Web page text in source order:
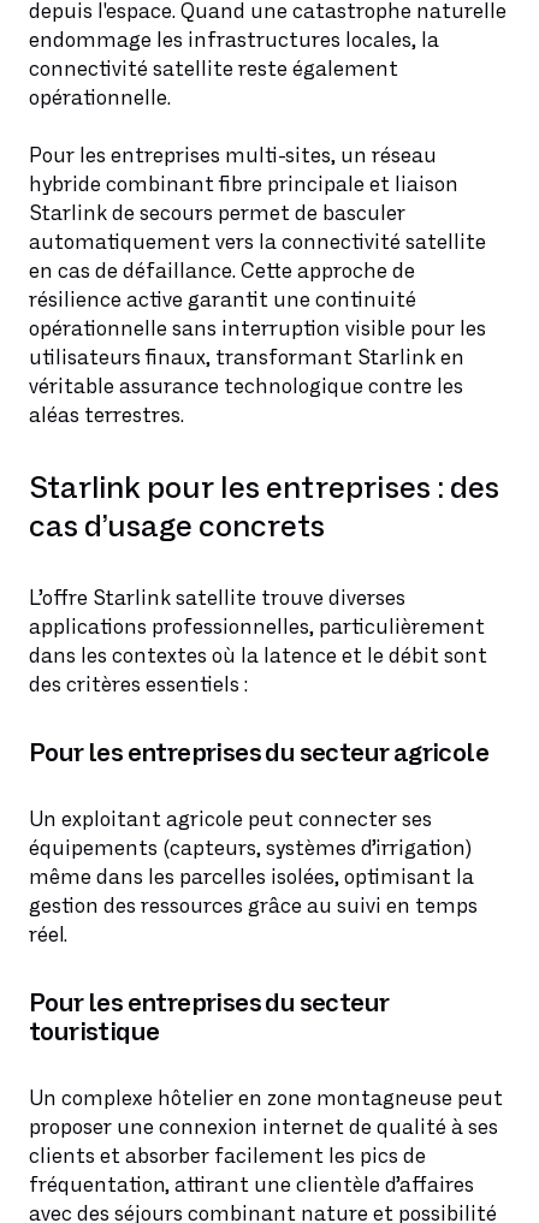
depuis l'espace. Quand une catastrophe naturelle
endommage les infrastructures locales, la
connectivité satellite reste également
opérationnelle.
Pour les entreprises multi-sites, un réseau
hybride combinant fibre principale et liaison
Starlink de secours permet de basculer
automatiquement vers la connectivité satellite
en cas de défaillance. Cette approche de
résilience active garantit une continuité
opérationnelle sans interruption visible pour les
utilisateurs finaux, transformant Starlink en
véritable assurance technologique contre les
aléas terrestres.
Starlink pour les entreprises : des
cas d’usage concrets
L’offre Starlink satellite trouve diverses
applications professionnelles, particulièrement
dans les contextes où la latence et le débit sont
des critères essentiels :
Pour les entreprises du secteur agricole
Un exploitant agricole peut connecter ses
équipements (capteurs, systèmes d’irrigation)
même dans les parcelles isolées, optimisant la
gestion des ressources grâce au suivi en temps
réel.
Pour les entreprises du secteur
touristique
Un complexe hôtelier en zone montagneuse peut
proposer une connexion internet de qualité à ses
clients et absorber facilement les pics de
fréquentation, attirant une clientèle d’affaires
avec des séjours combinant nature et possibilité